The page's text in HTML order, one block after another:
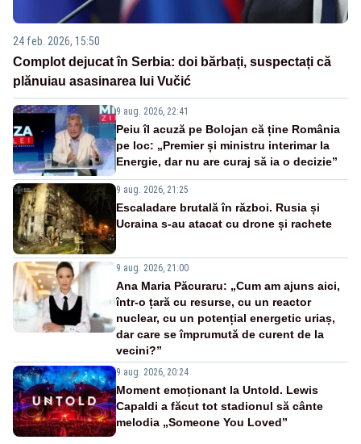
24 feb. 2026, 15:50
Complot dejucat în Serbia: doi bărbați, suspectați că
plănuiau asasinarea lui Vučić
9 aug. 2026, 22:41
Peiu îl acuză pe Bolojan că ține România
pe loc: „Premier și ministru interimar la
Energie, dar nu are curaj să ia o decizie”
9 aug. 2026, 21:25
Escaladare brutală în război. Rusia și
Ucraina s-au atacat cu drone și rachete
9 aug. 2026, 21:00
Ana Maria Păcuraru: „Cum am ajuns aici,
într-o țară cu resurse, cu un reactor
nuclear, cu un potențial energetic uriaș,
dar care se împrumută de curent de la
vecini?”
9 aug. 2026, 20:24
Moment emoționant la Untold. Lewis
Capaldi a făcut tot stadionul să cânte
melodia „Someone You Loved”